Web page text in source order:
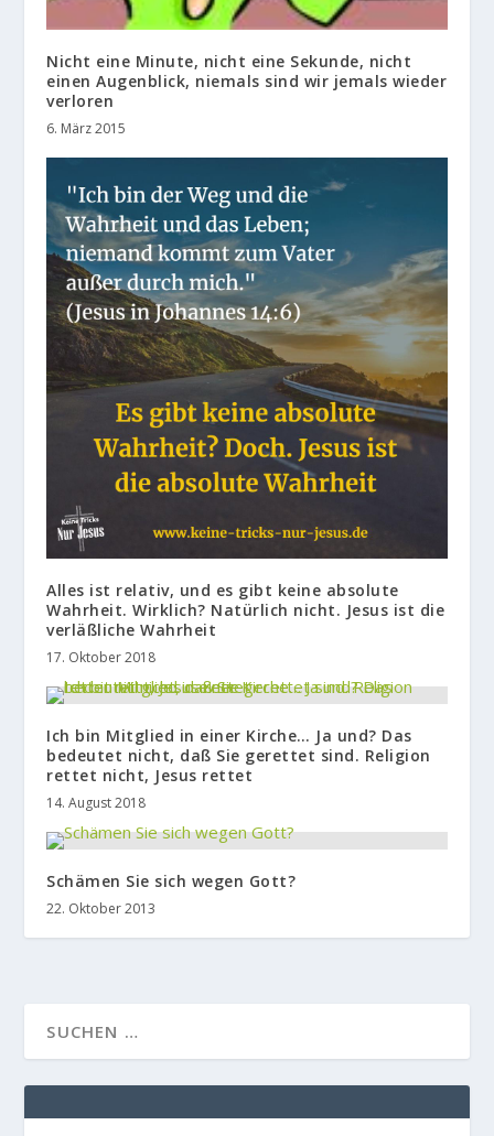
Nicht eine Minute, nicht eine Sekunde, nicht
einen Augenblick, niemals sind wir jemals wieder
verloren
6. März 2015
Alles ist relativ, und es gibt keine absolute
Wahrheit. Wirklich? Natürlich nicht. Jesus ist die
verläßliche Wahrheit
17. Oktober 2018
Ich bin Mitglied in einer Kirche… Ja und? Das
bedeutet nicht, daß Sie gerettet sind. Religion
rettet nicht, Jesus rettet
14. August 2018
Schämen Sie sich wegen Gott?
22. Oktober 2013